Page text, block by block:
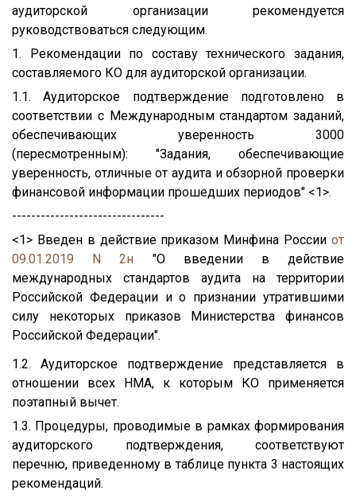
аудиторской организации рекомендуется
руководствоваться следующим.
1. Рекомендации по составу технического задания,
составляемого КО для аудиторской организации.
1.1. Аудиторское подтверждение подготовлено в
соответствии с Международным стандартом заданий,
обеспечивающих уверенность 3000
(пересмотренным): "Задания, обеспечивающие
уверенность, отличные от аудита и обзорной проверки
финансовой информации прошедших периодов" <1>.
--------------------------------
<1> Введен в действие приказом Минфина России от
09.01.2019 N 2н "О введении в действие
международных стандартов аудита на территории
Российской Федерации и о признании утратившими
силу некоторых приказов Министерства финансов
Российской Федерации".
1.2. Аудиторское подтверждение представляется в
отношении всех НМА, к которым КО применяется
поэтапный вычет.
1.3. Процедуры, проводимые в рамках формирования
аудиторского подтверждения, соответствуют
перечню, приведенному в таблице пункта 3 настоящих
рекомендаций.